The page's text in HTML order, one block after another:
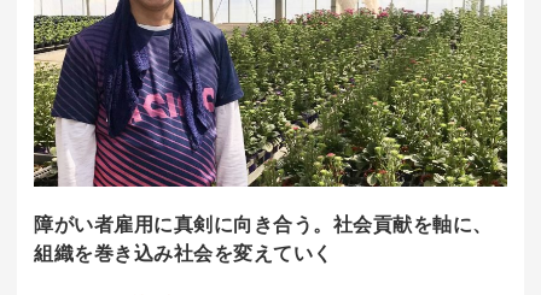
障がい者雇用に真剣に向き合う。社会貢献を軸に、
組織を巻き込み社会を変えていく